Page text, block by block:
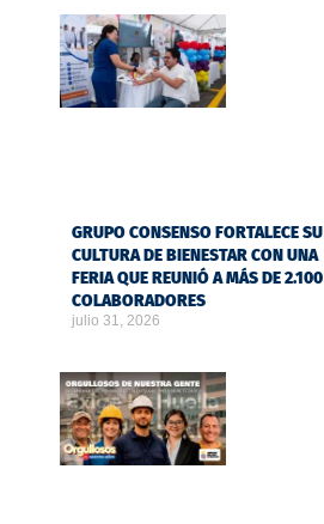
GRUPO CONSENSO FORTALECE SU
CULTURA DE BIENESTAR CON UNA
FERIA QUE REUNIÓ A MÁS DE 2.100
COLABORADORES
julio 31, 2026